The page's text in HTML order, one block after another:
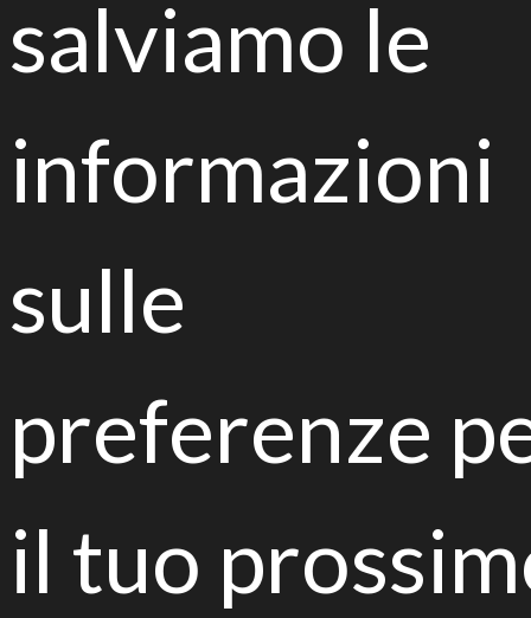
Latest articles
XII National Mycology Conference
Towards a European Strategy for
salviamo le
informazioni
sulle
preferenze
il tuo